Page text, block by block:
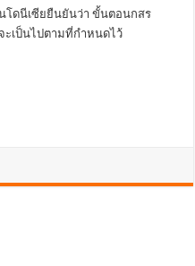
โดนีเซียยืนยันว่า ขั้นตอนกสร
ะเป็นไปตามที่กำหนดไว้